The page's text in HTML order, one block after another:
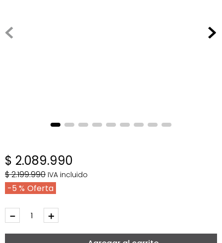
$ 2.089.990
$2.199.990 IVA incluido
5 %
＋
－